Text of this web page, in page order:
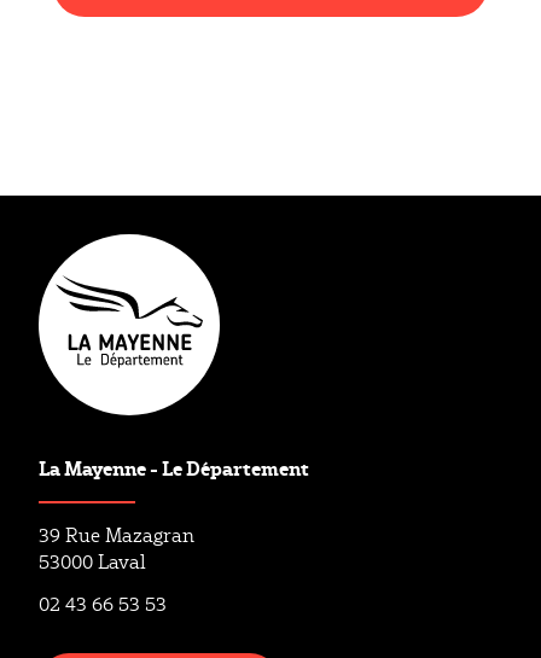
La Mayenne - Le Département
39 Rue Mazagran
53000 Laval
02 43 66 53 53